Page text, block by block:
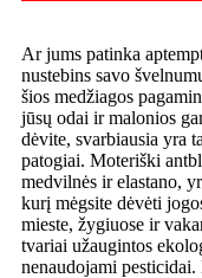
Ar jums patinka
nustebins savo
šios medžiagos
jūsų odai ir malonios
dėvite, svarbiausia yra
patogiai. Moteriški
medvilnės ir elastano,
kurį mėgsite dėvėti
mieste, žygiuose ir
tvariai užaugintos
nenaudojami